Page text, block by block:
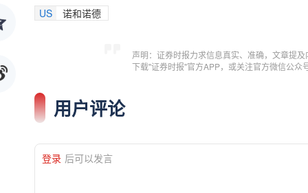
US 诺和诺德
声明：证券时报力求信息真实、准确，文章提
下载"证券时报"官方APP，或关注官方微信公
用户评论
登录 后可以发言